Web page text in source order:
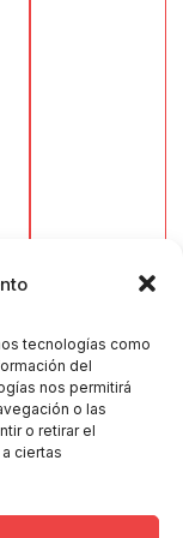
tecnologías como
del
nos permitirá
o las
o retirar el
ciertas